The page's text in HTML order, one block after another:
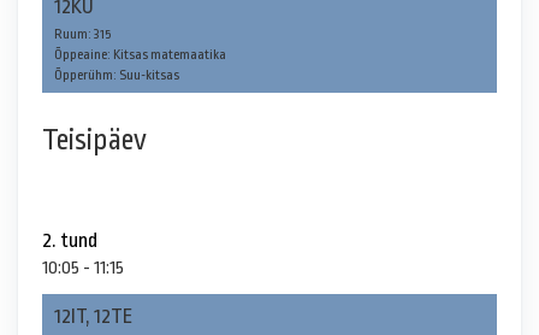
12KU
Ruum: 315
Õppeaine: Kitsas matemaatika
Õpperühm: Suu-kitsas
Teisipäev
2. tund
10:05 - 11:15
12IT, 12TE